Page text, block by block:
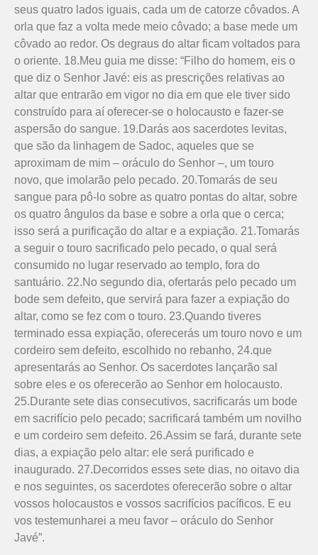
seus quatro lados iguais, cada um de catorze côvados. A
orla que faz a volta mede meio côvado; a base mede um
côvado ao redor. Os degraus do altar ficam voltados para
o oriente. 18.Meu guia me disse: “Filho do homem, eis o
que diz o Senhor Javé: eis as prescrições relativas ao
altar que entrarão em vigor no dia em que ele tiver sido
cons­truído para aí oferecer-se o holocausto e fazer-se
aspersão do sangue. 19.Darás aos sacerdotes levitas,
que são da linhagem de Sadoc, aqueles que se
aproximam de mim – oráculo do Senhor –, um touro
novo, que imolarão pelo pecado. 20.Tomarás de seu
sangue para pô-lo sobre as quatro pontas do altar, sobre
os quatro ângulos da base e sobre a orla que o cerca;
isso será a purificação do altar e a expiação. 21.Tomarás
a seguir o touro sacrificado pelo pecado, o qual será
consumido no lugar reservado ao templo, fora do
santuário. 22.No segundo dia, ofertarás pelo pecado um
bode sem defeito, que servirá para fazer a expiação do
altar, como se fez com o touro. 23.Quando tiveres
terminado essa expiação, oferecerás um touro novo e um
cordeiro sem defeito, escolhido no rebanho, 24.que
apresentarás ao Senhor. Os sacerdotes lançarão sal
sobre eles e os oferecerão ao Senhor em holocausto.
25.Durante sete dias consecutivos, sa­crificarás um bode
em sacrifício pelo pe­cado; sacrificará também um novilho
e um cordeiro sem defeito. 26.Assim se fará, durante sete
dias, a expiação pelo altar: ele será purificado e
inaugurado. 27.Decorridos esses sete dias, no oitavo dia
e nos seguintes, os sacerdotes oferecerão sobre o altar
vossos holocaustos e vossos sacrifícios pacíficos. E eu
vos testemunharei a meu favor – oráculo do Senhor
Javé”.